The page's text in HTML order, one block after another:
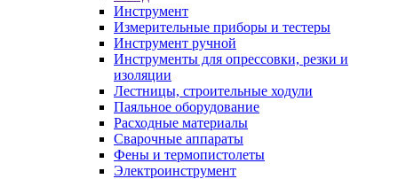
Инструмент
Измерительные приборы и тестеры
Инструмент ручной
Инструменты для опрессовки, резки и
изоляции
Лестницы, строительные ходули
Паяльное оборудование
Расходные материалы
Сварочные аппараты
Фены и термопистолеты
Электроинструмент